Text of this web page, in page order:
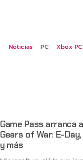
Noticias PC Xbox PC
Game Pass arranca
Gears of War: E-
y más